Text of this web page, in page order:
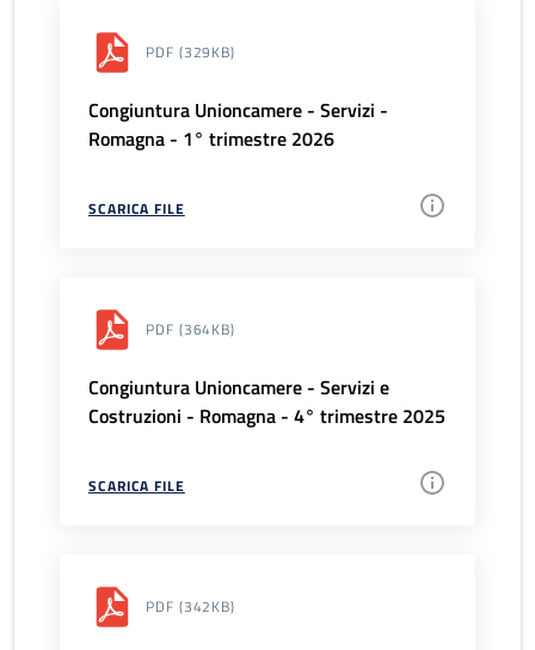
PDF (329KB)
Congiuntura Unioncamere - Servizi -
Romagna - 1° trimestre 2026
SCARICA FILE
PDF (364KB)
Congiuntura Unioncamere - Servizi e
Costruzioni - Romagna - 4° trimestre 2025
SCARICA FILE
PDF (342KB)